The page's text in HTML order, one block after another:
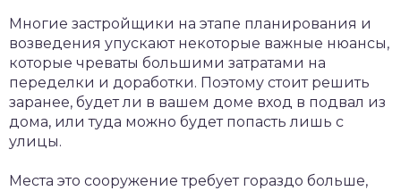
Многие застройщики на этапе планирования и
возведения упускают некоторые важные нюансы,
которые чреваты большими затратами на
переделки и доработки. Поэтому стоит решить
заранее, будет ли в вашем доме вход в подвал из
дома, или туда можно будет попасть лишь с
улицы.
Места это сооружение требует гораздо больше,